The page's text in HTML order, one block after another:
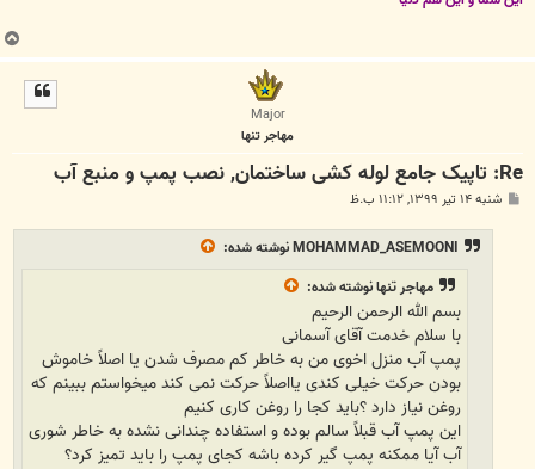
ب
ا
Major
مهاجر تنها
Re: تاپیک جامع لوله کشی ساختمان, نصب پمپ و منبع آب
پ شنبه ۱۴ تیر ۱۳۹۹, ۱۱:۱۲ ب.ظ
MOHAMMAD_ASEMOONIنوشته شده:
مهاجر تنهانوشته شده:
بسم الله الرحمن الرحیم
با سلام خدمت آقای آسمانی
پمپ آب منزل اخوی من به خاطر کم مصرف شدن یا اصلاً خاموش
بودن حرکت خیلی کندی یااصلاً حرکت نمی کند میخواستم ببینم که
روغن نیاز دارد ؟باید کجا را روغن کاری کنیم
این پمپ آب قبلاً سالم بوده و استفاده چندانی نشده به خاطر شوری
آب آیا ممکنه پمپ گیر کرده باشه کجای پمپ را باید تمیز کرد؟